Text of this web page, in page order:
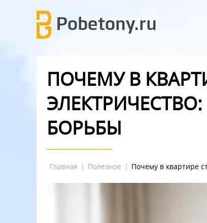
ПОЧЕМУ В
БОРЬБЫ
Главная | Полезное | Почему в квартире